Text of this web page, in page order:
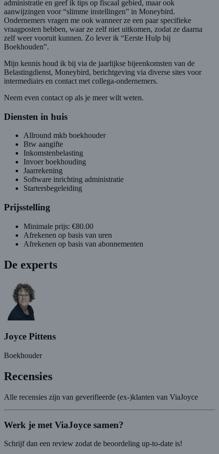
administratie en geef ik tips op fiscaal gebied, maar ook
aanwijzingen voor “slimme instellingen” in Moneybird.
Ondernemers vragen me ook wanneer ze een paar specifieke
vraagposten hebben, waar ze zelf niet uitkomen, zodat ze daarna
zelf weer vooruit kunnen. Zo lever ik “Eerste Hulp bij
Boekhouden”.
Mijn kennis houd ik bij via de jaarlijkse bijeenkomsten van de
Belastingdienst, Moneybird, berichtgeving via diverse sites voor
intermediairs en contact met collega-ondernemers.
Neem even contact op als je meer wilt weten.
Diensten in huis
Allround mkb boekhouder
Btw aangifte
Inkomstenbelasting
Invoer boekhouding
Jaarrekening
Software inrichting administratie
Startersbegeleiding
Prijsstelling
Minimale prijs: €80.00
Afrekenen op basis van uren
Afrekenen op basis van abonnementen
De experts
Joyce Pittens
Boekhouder
Recensies
Alle recensies zijn van geverifieerde (ex-)klanten van ViaJoyce
Werk je met ViaJoyce samen?
Schrijf dan een review zodat de beoordeling up-to-date is!